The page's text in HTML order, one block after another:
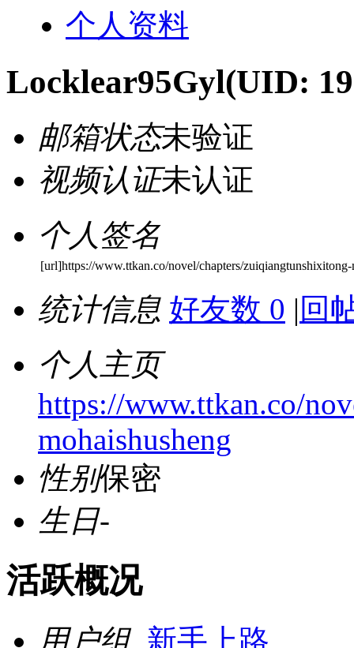
个人资料
Locklear95Gyl(UID:
邮箱状态未验证
视频认证未认证
个人签名
[url]https://www.ttkan.co/novel/chapters/
统计信息 好友数 0 | 回
个人主页
https://www.ttkan.co/
mohaishusheng
性别保密
生日-
活跃概况
用户组 新手上路